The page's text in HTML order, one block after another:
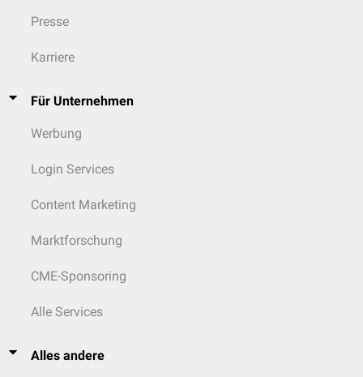
Presse
Karriere
Für Unternehmen
Werbung
Login Services
Content Marketing
Marktforschung
CME-Sponsoring
Alle Services
Alles andere